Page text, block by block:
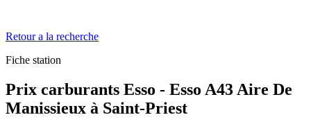
Retour a la recherche
Fiche station
Prix carburants Esso - Esso A43 Aire De
Manissieux à Saint-Priest